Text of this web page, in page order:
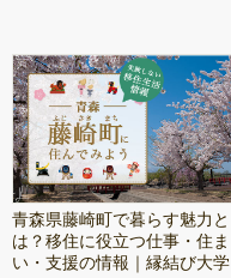
青森県藤崎町で暮らす魅力と
は？移住に役立つ仕事・住ま
い・支援の情報｜縁結び大学